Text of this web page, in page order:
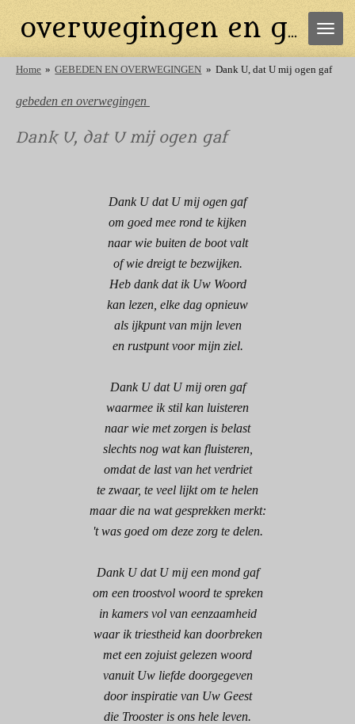
direct
de
overwegingen en gebeden
Home » GEBEDEN EN OVERWEGINGEN » Dank U, dat U mij ogen gaf
gebeden en overwegingen
Dank U, dat U mij ogen gaf
Dank U dat U mij ogen gaf
om goed mee rond te kijken
naar wie buiten de boot valt
of wie dreigt te bezwijken.
Heb dank dat ik Uw Woord
kan lezen, elke dag opnieuw
als ijkpunt van mijn leven
en rustpunt voor mijn ziel.
Dank U dat U mij oren gaf
waarmee ik stil kan luisteren
naar wie met zorgen is belast
slechts nog wat kan fluisteren,
omdat de last van het verdriet
te zwaar, te veel lijkt om te helen
maar die na wat gesprekken merkt:
't was goed om deze zorg te delen.
Dank U dat U mij een mond gaf
om een troostvol woord te spreken
in kamers vol van eenzaamheid
waar ik triestheid kan doorbreken
met een zojuist gelezen woord
vanuit Uw liefde doorgegeven
door inspiratie van Uw Geest
die Trooster is ons hele leven.